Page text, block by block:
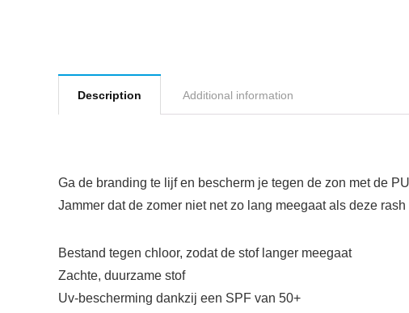
Description Additional information
Ga de branding te lijf en bescherm je tegen de zon met de
Jammer dat de zomer niet net zo lang meegaat als deze
Bestand tegen chloor, zodat de stof langer meegaat
Zachte, duurzame stof
Uv-bescherming dankzij een SPF van 50+